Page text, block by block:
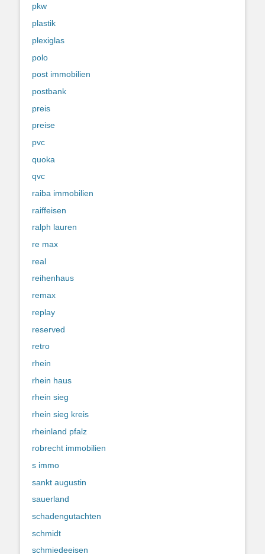
pkw
plastik
plexiglas
polo
post immobilien
postbank
preis
preise
pvc
quoka
qvc
raiba immobilien
raiffeisen
ralph lauren
re max
real
reihenhaus
remax
replay
reserved
retro
rhein
rhein haus
rhein sieg
rhein sieg kreis
rheinland pfalz
robrecht immobilien
s immo
sankt augustin
sauerland
schadengutachten
schmidt
schmiedeeisen